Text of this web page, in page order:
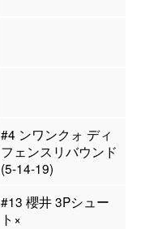
#4 ンワンクォ ディ
フェンスリバウンド
(5-14-19)
#13 櫻井 3Pシュー
ト×